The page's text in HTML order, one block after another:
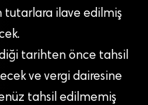
tutarlara ilave edilmiş
tarihten önce tahsil
ve vergi dairesine
tahsil edilmemiş